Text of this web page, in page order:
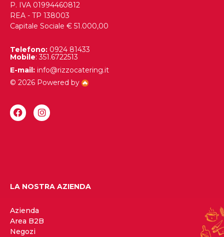
P. IVA 01994460812
REA - TP 138003
Capitale Sociale € 51.000,00
Telefono: 0924 81433
Mobile: 351.6722513
E-mail: info@rizzocatering.it
© 2026 Powered by
LA NOSTRA AZIENDA
Azienda
Area B2B
Negozi